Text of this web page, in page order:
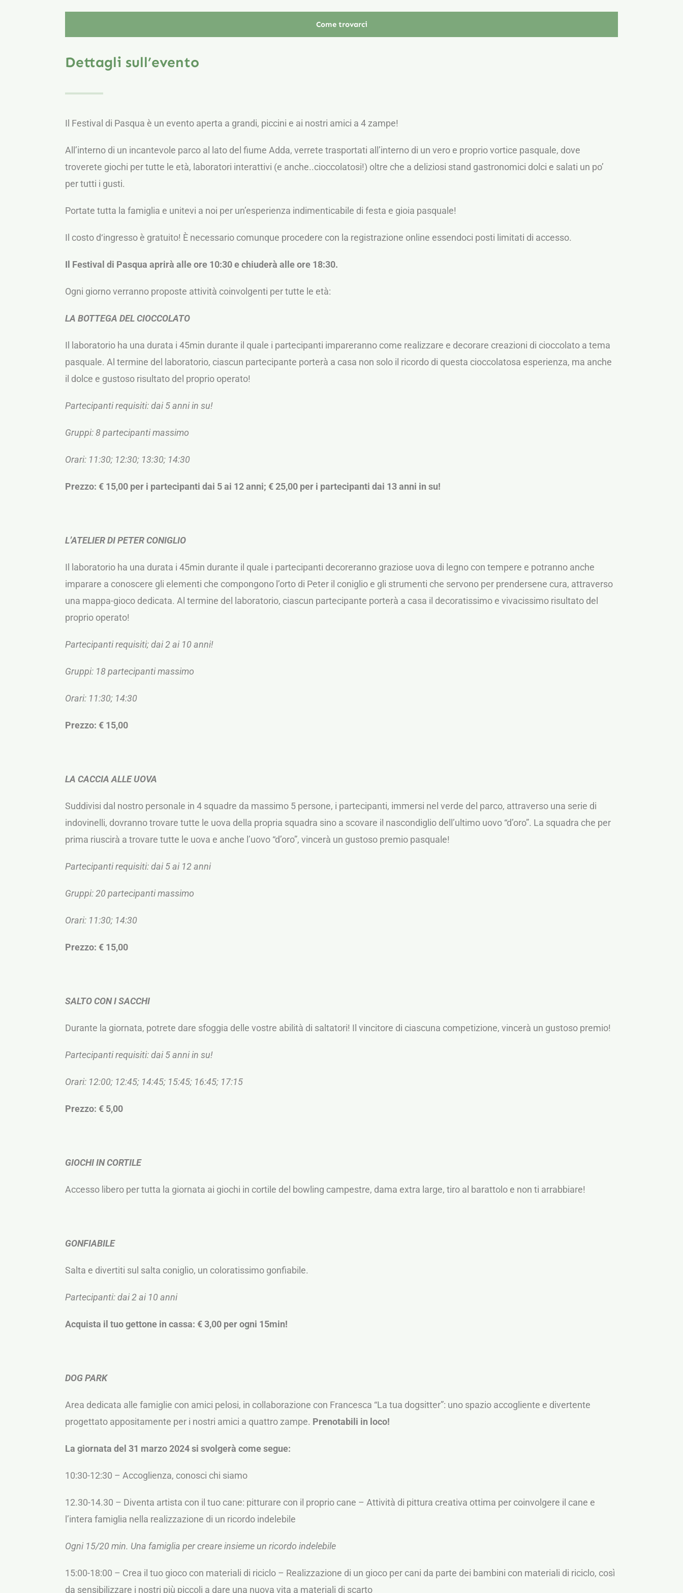
Come trovarci
Dettagli sull’evento
Il Festival di Pasqua è un evento aperta a grandi, piccini e ai nostri amici a 4 zampe!
All’interno di un incantevole parco al lato del fiume Adda, verrete trasportati all’interno di un vero e proprio vortice pasquale, dove
troverete giochi per tutte le età, laboratori interattivi (e anche..cioccolatosi!) oltre che a deliziosi stand gastronomici dolci e salati un po’
per tutti i gusti.
Portate tutta la famiglia e unitevi a noi per un’esperienza indimenticabile di festa e gioia pasquale!
Il costo d‘ingresso è gratuito! È necessario comunque procedere con la registrazione online essendoci posti limitati di accesso.
Il Festival di Pasqua aprirà alle ore 10:30 e chiuderà alle ore 18:30.
Ogni giorno verranno proposte attività coinvolgenti per tutte le età:
LA BOTTEGA DEL CIOCCOLATO
Il laboratorio ha una durata i 45min durante il quale i partecipanti impareranno come realizzare e decorare creazioni di cioccolato a tema
pasquale. Al termine del laboratorio, ciascun partecipante porterà a casa non solo il ricordo di questa cioccolatosa esperienza, ma anche
il dolce e gustoso risultato del proprio operato!
Partecipanti requisiti: dai 5 anni in su!
Gruppi: 8 partecipanti massimo
Orari: 11:30; 12:30; 13:30; 14:30
Prezzo: € 15,00 per i partecipanti dai 5 ai 12 anni; € 25,00 per i partecipanti dai 13 anni in su!
L’ATELIER DI PETER CONIGLIO
Il laboratorio ha una durata i 45min durante il quale i partecipanti decoreranno graziose uova di legno con tempere e potranno anche
imparare a conoscere gli elementi che compongono l’orto di Peter il coniglio e gli strumenti che servono per prendersene cura, attraverso
una mappa-gioco dedicata. Al termine del laboratorio, ciascun partecipante porterà a casa il decoratissimo e vivacissimo risultato del
proprio operato!
Partecipanti requisiti; dai 2 ai 10 anni!
Gruppi: 18 partecipanti massimo
Orari: 11:30; 14:30
Prezzo: € 15,00
LA CACCIA ALLE UOVA
Suddivisi dal nostro personale in 4 squadre da massimo 5 persone, i partecipanti, immersi nel verde del parco, attraverso una serie di
indovinelli, dovranno trovare tutte le uova della propria squadra sino a scovare il nascondiglio dell’ultimo uovo “d’oro”. La squadra che per
prima riuscirà a trovare tutte le uova e anche l’uovo “d’oro”, vincerà un gustoso premio pasquale!
Partecipanti requisiti: dai 5 ai 12 anni
Gruppi: 20 partecipanti massimo
Orari: 11:30; 14:30
Prezzo: € 15,00
SALTO CON I SACCHI
Durante la giornata, potrete dare sfoggia delle vostre abilità di saltatori! Il vincitore di ciascuna competizione, vincerà un gustoso premio!
Partecipanti requisiti: dai 5 anni in su!
Orari: 12:00; 12:45; 14:45; 15:45; 16:45; 17:15
Prezzo: € 5,00
GIOCHI IN CORTILE
Accesso libero per tutta la giornata ai giochi in cortile del bowling campestre, dama extra large, tiro al barattolo e non ti arrabbiare!
GONFIABILE
Salta e divertiti sul salta coniglio, un coloratissimo gonfiabile.
Partecipanti: dai 2 ai 10 anni
Acquista il tuo gettone in cassa: € 3,00 per ogni 15min!
DOG PARK
Area dedicata alle famiglie con amici pelosi, in collaborazione con Francesca “La tua dogsitter”: uno spazio accogliente e divertente
progettato appositamente per i nostri amici a quattro zampe. Prenotabili in loco!
La giornata del 31 marzo 2024 si svolgerà come segue:
10:30-12:30 – Accoglienza, conosci chi siamo
12.30-14.30 – Diventa artista con il tuo cane: pitturare con il proprio cane – Attività di pittura creativa ottima per coinvolgere il cane e
l’intera famiglia nella realizzazione di un ricordo indelebile
Ogni 15/20 min. Una famiglia per creare insieme un ricordo indelebile
15:00-18:00 – Crea il tuo gioco con materiali di riciclo – Realizzazione di un gioco per cani da parte dei bambini con materiali di riciclo, così
da sensibilizzare i nostri più piccoli a dare una nuova vita a materiali di scarto